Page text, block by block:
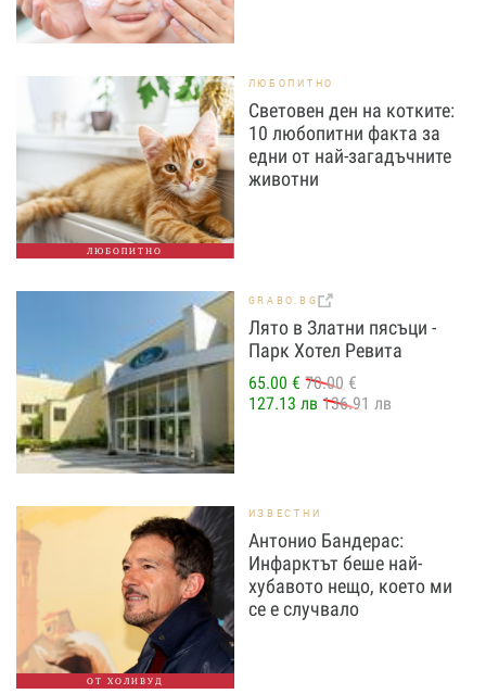
ЛЮБОПИТНО
ЛЮБОПИТНО
Световен ден на котките:
10 любопитни факта за
едни от най-загадъчните
животни
GRABO.BG
Лято в Златни пясъци -
Парк Хотел Ревита
65.00 € 70.00 €
127.13 лв 136.91 лв
ОТ ХОЛИВУД
ИЗВЕСТНИ
Антонио Бандерас:
Инфарктът беше най-
хубавото нещо, което ми
се е случвало